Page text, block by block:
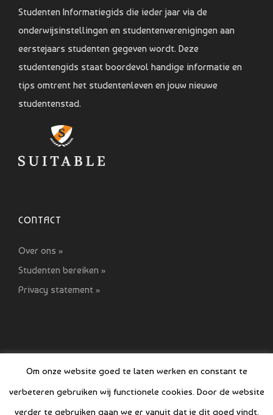
Studenten Informatiegids die ieder jaar via de
onderwijsinstellingen en studentenverenigingen aan
eerstejaars studenten gegeven wordt. Deze
studentengids staat boordevol handige informatie en
tips omtrent het studentenleven en jouw nieuwe
studentenstad.
CONTACT
Over ons »
Studenten bereiken »
Privacy statement »
© COPYRIGHT SI GIDS 2021-2022
Om onze website goed te laten werken en constant te
verbeteren gebruiken wij functionele cookies. Door de website
verder te gebruiken gaan we er vanuit dat je dit goed vindt.